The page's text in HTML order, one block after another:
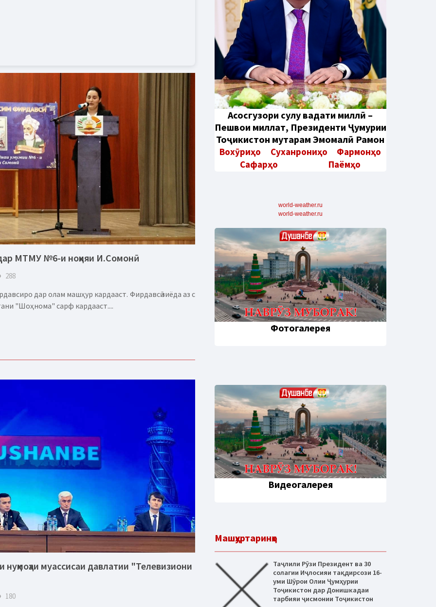
МТМУ №6-и ноҳияи И.Сомонӣ
288
дар олам машҳур кардааст. Фирдавсӣ зиёда аз сӣ
"Шоҳнома" сарф кардааст....
муассисаи давлатии "Телевизиони
180
Aсосгузори сулҳу ваҳдати миллӣ –
Пешвои миллат, Президенти Ҷумҳурии
Тоҷикистон муҳтарам Эмомалӣ Раҳмон
Вохӯриҳо Суханрониҳо
Фармонҳо
Сафарҳо
Паёмҳо
world-weather.ru
world-weather.ru
Фотогалерея
Видеогалерея
Машҳуртаринҳо
Таҷлили Рӯзи Президент ва 30
солагии Иҷлосияи тақдирсози 16-
уми Шӯрои Олии Ҷумҳурии
Тоҷикистон дар Донишкадаи
тарбияи ҷисмонии Тоҷикистон